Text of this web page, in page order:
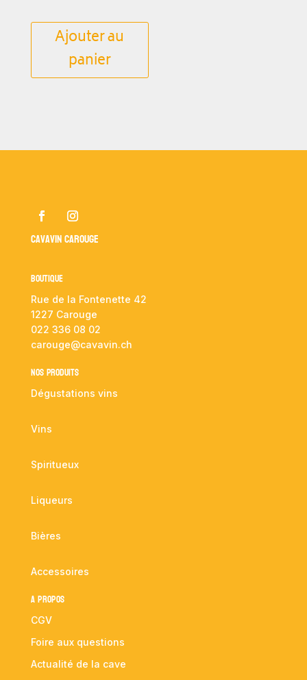
Ajouter au
panier
Cavavin Carouge
Boutique
Rue de la Fontenette 42
1227 Carouge
022 336 08 02
carouge@cavavin.ch
NOS PRODUITS
Dégustations vins
Vins
Spiritueux
Liqueurs
Bières
Accessoires
A propos
CGV
Foire aux questions
Actualité de la cave